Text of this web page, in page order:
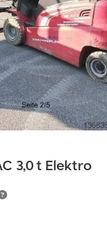
3,0 t Elektro